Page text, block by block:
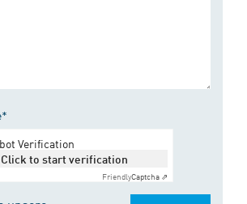
Verification
Click to start verification
FriendlyCaptcha ⇗